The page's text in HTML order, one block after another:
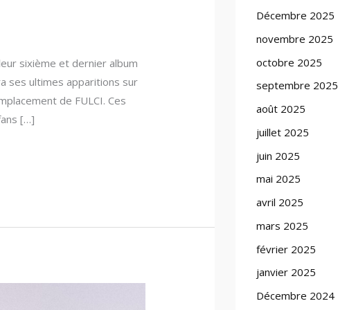
sixième et dernier album
ses ultimes apparitions sur
de FULCI. Ces
[…]
Décembre 2025
novembre 2025
octobre 2025
septembre 2025
août 2025
juillet 2025
juin 2025
mai 2025
avril 2025
mars 2025
février 2025
janvier 2025
Décembre 2024